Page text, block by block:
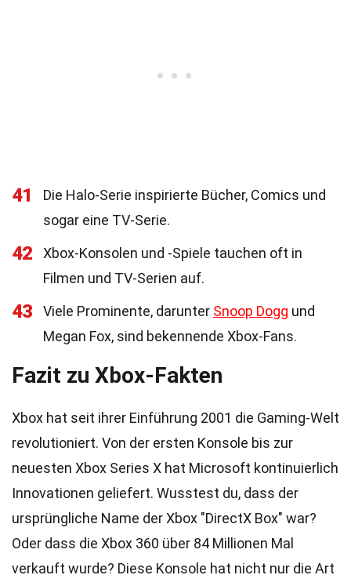
41
Die Halo-Serie inspirierte Bücher, Comics und
sogar eine TV-Serie.
42
Xbox-Konsolen und -Spiele tauchen oft in
Filmen und TV-Serien auf.
43 Viele Prominente, darunter Snoop Dogg und
Megan Fox, sind bekennende Xbox-Fans.
Fazit zu Xbox-Fakten
Xbox hat seit ihrer Einführung 2001 die Gaming-Welt
revolutioniert. Von der ersten Konsole bis zur
neuesten Xbox Series X hat Microsoft kontinuierlich
Innovationen geliefert. Wusstest du, dass der
ursprüngliche Name der Xbox "DirectX Box" war?
Oder dass die Xbox 360 über 84 Millionen Mal
verkauft wurde? Diese Konsole hat nicht nur die Art